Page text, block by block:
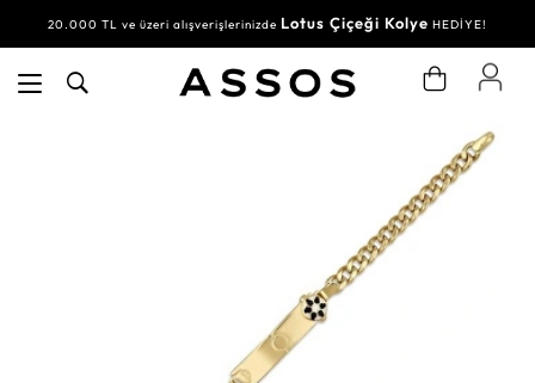
20.000 TL ve üzeri alışverişlerinizde Lotus Çiçeği Kolye HEDİYE!